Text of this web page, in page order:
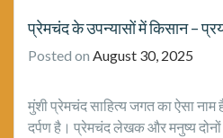
प्रेमचंद के उपन्यासों में किसान –
Posted on August 30, 2025
मुंशी प्रेमचंद साहित्य जगत का ऐसा
दर्पण है। प्रेमचंद लेखक और मनुष्य दोनों